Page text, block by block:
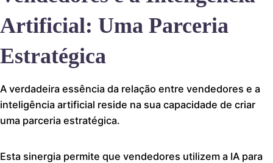
Artificial: Uma Parceria
Estratégica
A verdadeira essência da relação entre vendedores e a
inteligência artificial reside na sua capacidade de criar
uma parceria estratégica.
Esta sinergia permite que vendedores utilizem a IA para